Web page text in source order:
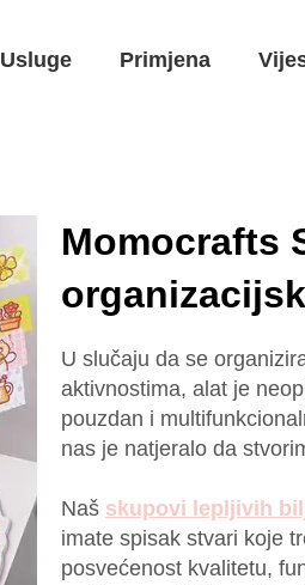
Usluge Primjena
Momocrafts
U slučaju da se
aktivnostima, alat je
pouzdan i
nas je natjeralo da
Naš skupovi lepljivih
imate spisak stvari koje
posvećenost kvalitetu,